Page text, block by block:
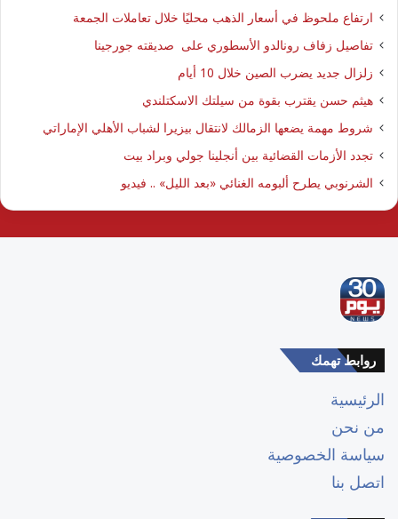
ارتفاع ملحوظ في أسعار الذهب محليًا خلال تعاملات الجمعة
تفاصيل زفاف رونالدو الأسطوري على صديقته جورجينا
زلزال جديد يضرب الصين خلال 10 أيام
هيثم حسن يقترب بقوة من سيلتك الاسكتلندي
شروط مهمة يضعها الزمالك لانتقال بيزيرا لشباب الأهلي الإماراتي
تجدد الأزمات القضائية بين أنجلينا جولي وبراد بيت
الشرنوبي يطرح ألبومه الغنائي «بعد الليل» .. فيديو
روابط تهمك
الرئيسية
من نحن
سياسة الخصوصية
اتصل بنا